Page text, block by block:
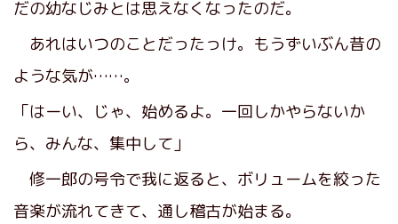
だの幼なじみとは思えなくなったのだ。
あれはいつのことだったっけ。もうずいぶん昔の
ような気が……。
「はーい、じゃ、始めるよ。一回しかやらないか
ら、みんな、集中して」
修一郎の号令で我に返ると、ボリュームを絞った
音楽が流れてきて、通し稽古が始まる。